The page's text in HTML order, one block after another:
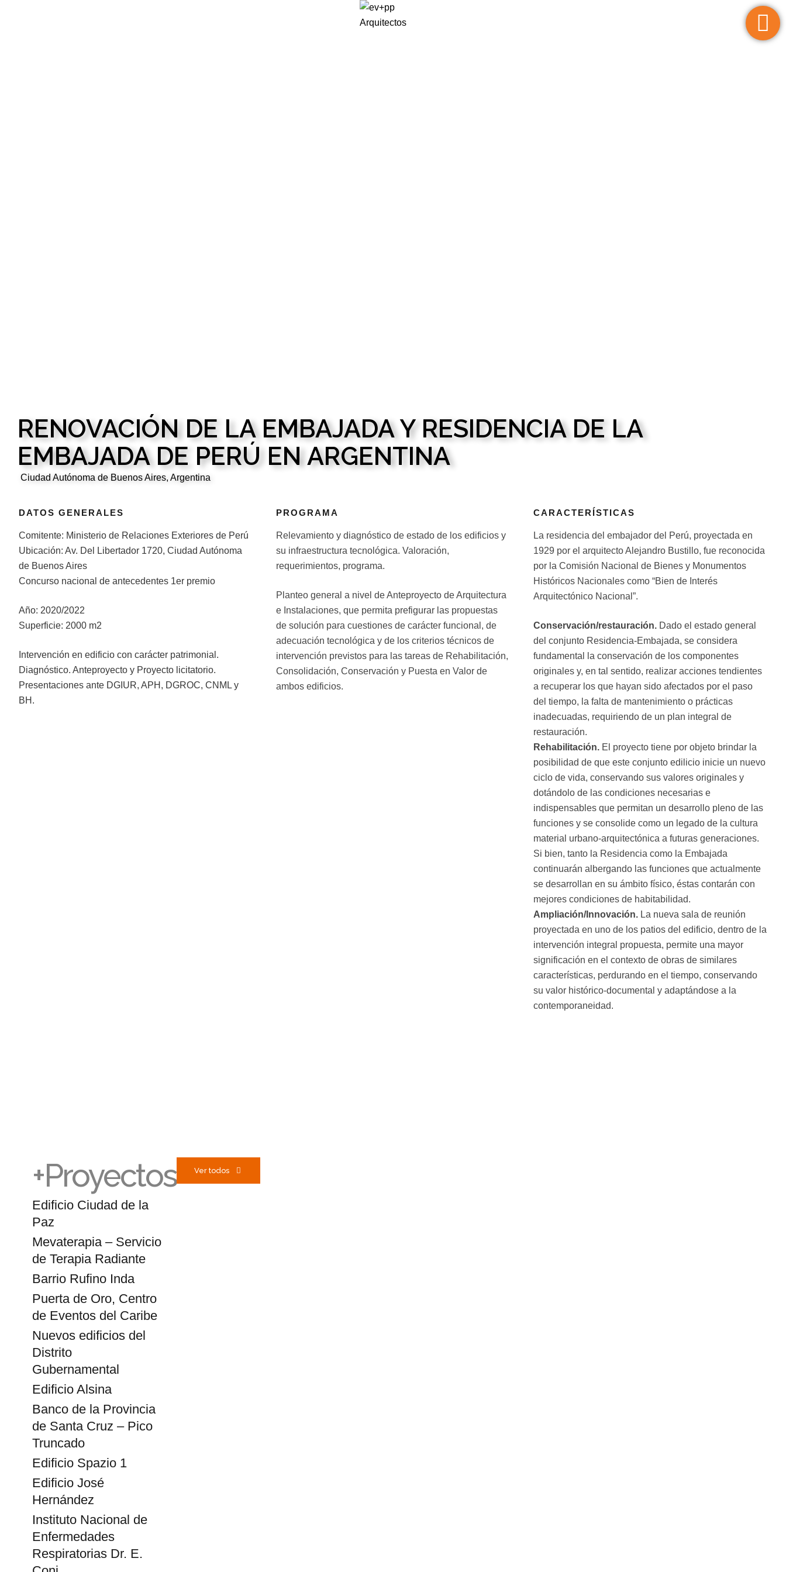
RENOVACIÓN DE LA EMBAJADA Y RESIDENCIA DE LA
EMBAJADA DE PERÚ EN ARGENTINA
Ciudad Autónoma de Buenos Aires, Argentina
DATOS GENERALES
Comitente: Ministerio de Relaciones Exteriores de Perú
Ubicación: Av. Del Libertador 1720, Ciudad Autónoma
de Buenos Aires
Concurso nacional de antecedentes 1er premio
Año: 2020/2022
Superficie: 2000 m2
Intervención en edificio con carácter patrimonial.
Diagnóstico. Anteproyecto y Proyecto licitatorio.
Presentaciones ante DGIUR, APH, DGROC, CNML y
BH.
PROGRAMA
Relevamiento y diagnóstico de estado de los edificios y
su infraestructura tecnológica. Valoración,
requerimientos, programa.
Planteo general a nivel de Anteproyecto de Arquitectura
e Instalaciones, que permita prefigurar las propuestas
de solución para cuestiones de carácter funcional, de
adecuación tecnológica y de los criterios técnicos de
intervención previstos para las tareas de Rehabilitación,
Consolidación, Conservación y Puesta en Valor de
ambos edificios.
CARACTERÍSTICAS
La residencia del embajador del Perú, proyectada en
1929 por el arquitecto Alejandro Bustillo, fue reconocida
por la Comisión Nacional de Bienes y Monumentos
Históricos Nacionales como “Bien de Interés
Arquitectónico Nacional”.
Conservación/restauración. Dado el estado general
del conjunto Residencia-Embajada, se considera
fundamental la conservación de los componentes
originales y, en tal sentido, realizar acciones tendientes
a recuperar los que hayan sido afectados por el paso
del tiempo, la falta de mantenimiento o prácticas
inadecuadas, requiriendo de un plan integral de
restauración.
Rehabilitación. El proyecto tiene por objeto brindar la
posibilidad de que este conjunto edilicio inicie un nuevo
ciclo de vida, conservando sus valores originales y
dotándolo de las condiciones necesarias e
indispensables que permitan un desarrollo pleno de las
funciones y se consolide como un legado de la cultura
material urbano-arquitectónica a futuras generaciones.
Si bien, tanto la Residencia como la Embajada
continuarán albergando las funciones que actualmente
se desarrollan en su ámbito físico, éstas contarán con
mejores condiciones de habitabilidad.
Ampliación/Innovación. La nueva sala de reunión
proyectada en uno de los patios del edificio, dentro de la
intervención integral propuesta, permite una mayor
significación en el contexto de obras de similares
características, perdurando en el tiempo, conservando
su valor histórico-documental y adaptándose a la
contemporaneidad.
+Proyectos Ver todos
Edificio Ciudad de la
Paz
Mevaterapia – Servicio
de Terapia Radiante
Barrio Rufino Inda
Puerta de Oro, Centro
de Eventos del Caribe
Nuevos edificios del
Distrito
Gubernamental
Edificio Alsina
Banco de la Provincia
de Santa Cruz – Pico
Truncado
Edificio Spazio 1
Edificio José
Hernández
Instituto Nacional de
Enfermedades
Respiratorias Dr. E.